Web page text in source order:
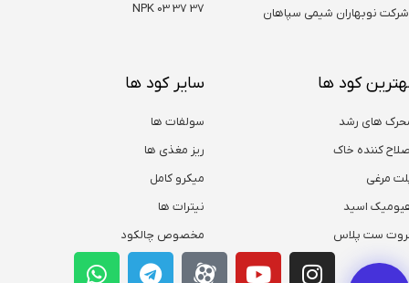
شرکت نوبهاران شیمی سپاهان
NPK 03 37 37
کود ها
های رشد
کننده خاک
مرغی
اسید
ست پلاس
سایر کود ها
سولفات ها
ریز مغذی ها
میکرو کامل
نیترات ها
مخصوص چالکود